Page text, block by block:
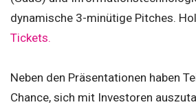
dynamische 3-minütige Pitches.
Tickets.
Neben den Präsentationen haben
Chance, sich mit Investoren